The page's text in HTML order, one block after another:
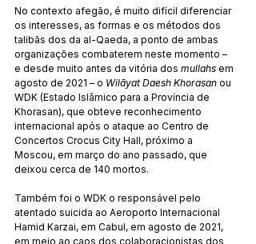
No contexto afegão, é muito difícil diferenciar
os interesses, as formas e os métodos dos
talibãs dos da al-Qaeda, a ponto de ambas
organizações combaterem neste momento –
e desde muito antes da vitória dos mullahs em
agosto de 2021 – o Wilāyat Daesh Khorasan ou
WDK (Estado Islâmico para a Província de
Khorasan), que obteve reconhecimento
internacional após o ataque ao Centro de
Concertos Crocus City Hall, próximo a
Moscou, em março do ano passado, que
deixou cerca de 140 mortos.
Também foi o WDK o responsável pelo
atentado suicida ao Aeroporto Internacional
Hamid Karzai, em Cabul, em agosto de 2021,
em meio ao caos dos colaboracionistas dos